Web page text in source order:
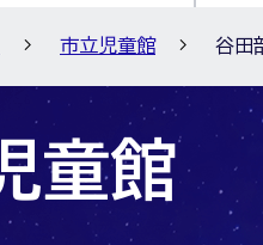
市立児童館 谷田
童館